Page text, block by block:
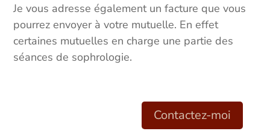
Je vous adresse également un facture que vous
pourrez envoyer à votre mutuelle. En effet
certaines mutuelles en charge une partie des
séances de sophrologie.
Contactez-moi